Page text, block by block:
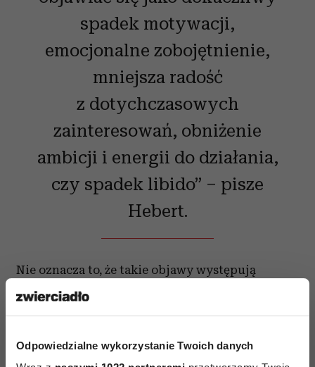
Odpowiedzialne wykorzystanie Twoich danych
spadek motywacji,
emocjonalne zobojętnienie,
mniejsza radość
z dotychczasowych
zainteresowań, obniżenie
ambicji i energii do działania,
czy spadek libido” – pisze
Hebert.
Nie oznacza to, że takie objawy występują
u większości pacjentów. Wiele osób
podkreślają jednak, że są to sygnały, których nie